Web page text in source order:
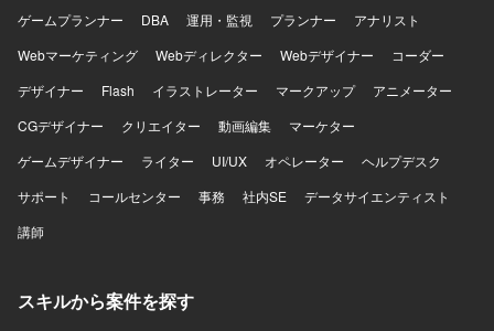
ゲームプランナー
DBA 運用・監視 プランナー
アナリスト
Webマーケティング
Webディレクター Webデザイナー
コーダー
デザイナー
Flash イラストレーター マークアップ
アニメーター
CGデザイナー
クリエイター 動画編集
マーケター
ゲームデザイナー
ライター UI/UX オペレーター
ヘルプデスク
サポート
コールセンター 事務 社内SE
データサイエンティスト
講師
スキルから案件を探す